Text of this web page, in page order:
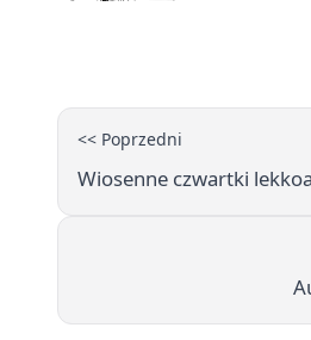
<< Poprzedni
Wiosenne czwartki